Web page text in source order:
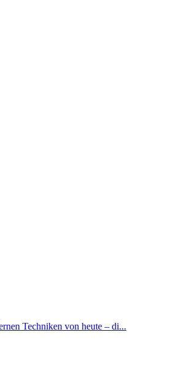
Techniken von heute – di...